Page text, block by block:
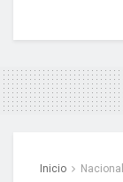
Inicio Nacional